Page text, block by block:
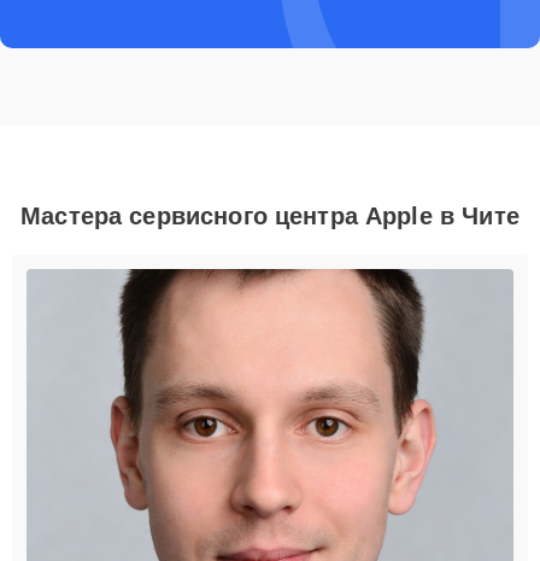
Мастера сервисного центра Apple в Чите